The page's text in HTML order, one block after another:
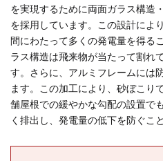
を実現するために両面ガラス構造
を採用しています。この設計によ
間にわたって多くの発電量を得る
ラス構造は飛来物が当たって割れ
す。さらに、アルミフレームには
ます。この加工により、砂ぼこり
舗屋根での緩やかな勾配の設置で
く排出し、発電量の低下を防ぐこ